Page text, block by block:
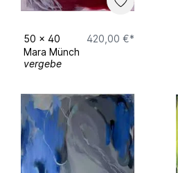
50 x 40
420,00 €*
Mara Münch
vergebe